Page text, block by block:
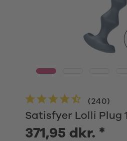
Satisfyer Lolli Plug 1
(240)
371,95 dkr. *